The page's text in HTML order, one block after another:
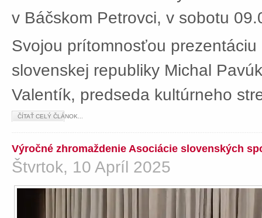
v Báčskom Petrovci, v sobotu
Svojou prítomnosťou
slovenskej republiky Michal
Valentík, predseda kultúrneho
ČÍTAŤ CELÝ ČLÁNOK...
Výročné zhromaždenie Asociácie slovenských
Štvrtok, 10 Apríl 2025